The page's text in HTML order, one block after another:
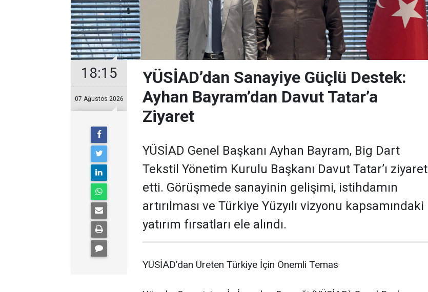
18:15
07 Ağustos 2026
YÜSİAD’dan Sanayiye Güçlü Destek:
Ayhan Bayram’dan Davut Tatar’a
Ziyaret
YÜSİAD Genel Başkanı Ayhan Bayram, Big Dart
Tekstil Yönetim Kurulu Başkanı Davut Tatar’ı ziyaret
etti. Görüşmede sanayinin gelişimi, istihdamın
artırılması ve Türkiye Yüzyılı vizyonu kapsamındaki
yatırım fırsatları ele alındı.
YÜSİAD’dan Üreten Türkiye İçin Önemli Temas